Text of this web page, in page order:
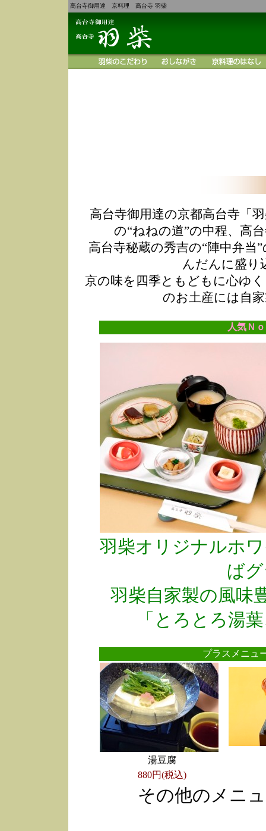
高台寺御用達 京料理 高台寺 羽柴
高台寺御用達の京都高台寺「
の“ねねの道”の中程、高
高台寺秘蔵の秀吉の“陣中弁
んだんに盛り
京の味を四季ともどもに心ゆ
のお土産には自
人気Ｎ
羽柴オリジナルホ
ば
羽柴自家製の風味
「とろとろ湯
プラスメニ
湯豆腐
880円(税込)
その他のメニ